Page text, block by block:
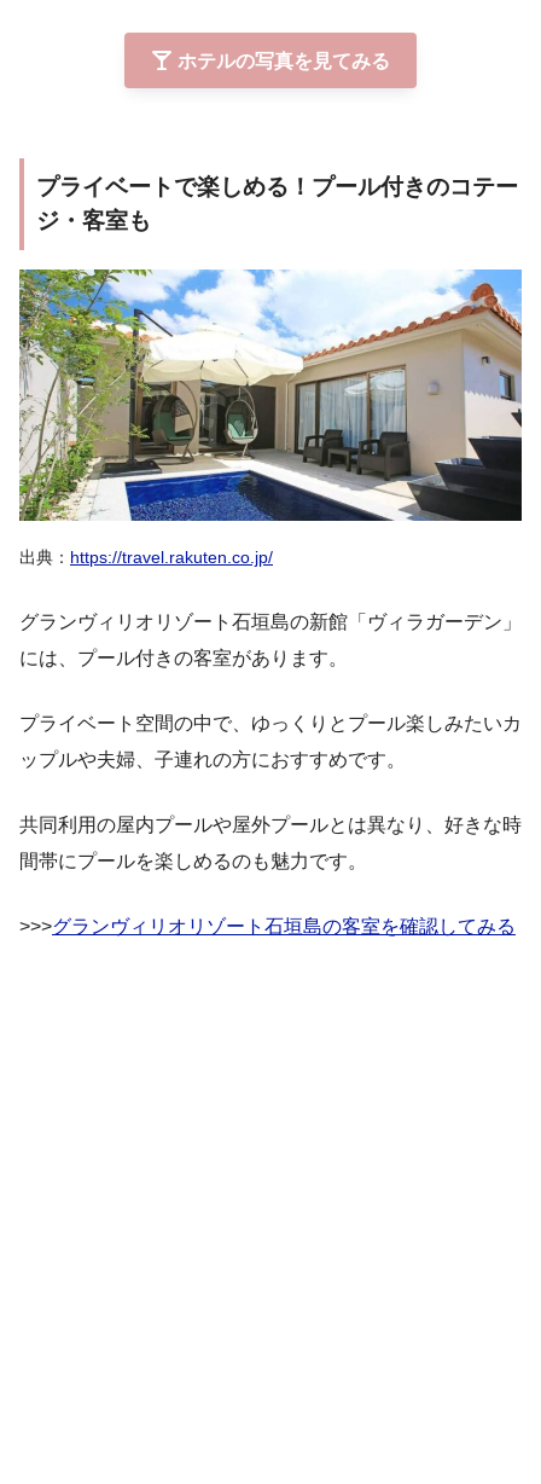
ホテルの写真を見てみる
プライベートで楽しめる！プール付きのコテー
ジ・客室も
出典： https://travel.rakuten.co.jp/
グランヴィリオリゾート石垣島の新館「ヴィラガーデン」
には、プール付きの客室があります。
プライベート空間の中で、ゆっくりとプール楽しみたいカ
ップルや夫婦、子連れの方におすすめです。
共同利用の屋内プールや屋外プールとは異なり、好きな時
間帯にプールを楽しめるのも魅力です。
>>>グランヴィリオリゾート石垣島の客室を確認してみる